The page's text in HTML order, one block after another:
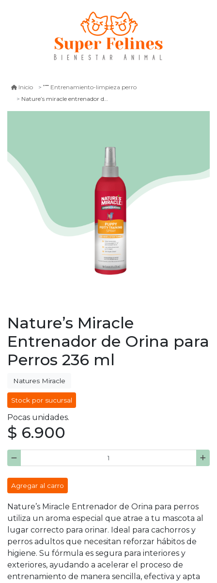
Inicio
Entrenamiento-limpieza perro
Nature’s miracle entrenador de orina para perros 236 ml
Nature’s Miracle
Entrenador de Orina para
Perros 236 ml
Natures Miracle
Stock por sucursal
Pocas unidades.
$ 6.900
Agregar al carro
Nature’s Miracle Entrenador de Orina para perros
utiliza un aroma especial que atrae a tu mascota al
lugar correcto para orinar. Ideal para cachorros y
perros adultos que necesitan reforzar hábitos de
higiene. Su fórmula es segura para interiores y
exteriores, ayudando a acelerar el proceso de
entrenamiento de manera sencilla, efectiva y apta